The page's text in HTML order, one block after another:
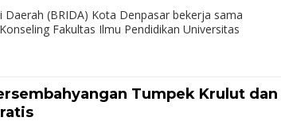
Daerah (BRIDA) Kota Denpasar bekerja sama
Fakultas Ilmu Pendidikan Universitas
Tumpek Krulut dan